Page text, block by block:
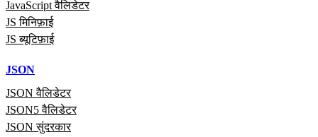
JavaScript वैलिडेटर
JS मिनिफ़ाई
JS ब्यूटिफ़ाई
JSON
JSON वैलिडेटर
JSON5 वैलिडेटर
JSON सुंदरकार